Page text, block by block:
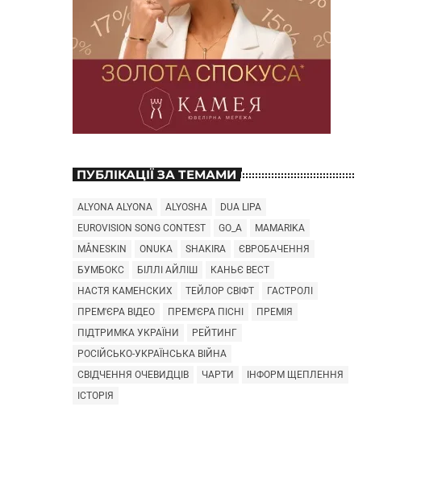
ПУБЛІКАЦІЇ ЗА ТЕМАМИ
ALYONA ALYONA ALYOSHA
DUA LIPA
EUROVISION SONG CONTEST
GO_A
MAMARIKA
MÅNESKIN
ONUKA SHAKIRA
ЄВРОБАЧЕННЯ
БУМБОКС
БІЛЛІ АЙЛІШ
КАНЬЄ ВЕСТ
НАСТЯ КАМЕНСКИХ
ТЕЙЛОР СВІФТ
ГАСТРОЛІ
ПРЕМ'ЄРА ВІДЕО
ПРЕМ'ЄРА ПІСНІ
ПРЕМІЯ
ПІДТРИМКА УКРАЇНИ
РЕЙТИНГ
РОСІЙСЬКО-УКРАЇНСЬКА ВІЙНА
СВІДЧЕННЯ ОЧЕВИДЦІВ
ЧАРТИ
ІНФОРМ ЩЕПЛЕННЯ
ІСТОРІЯ